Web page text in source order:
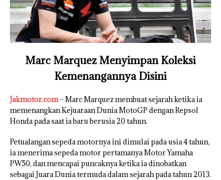
Marc Marquez Menyimpan Koleksi
Kemenangannya Disini
Jakmotor.com– Marc Marquez membuat sejarah ketika ia
memenangkan Kejuaraan Dunia MotoGP dengan Repsol
Honda pada saat ia baru berusia 20 tahun.
Petualangan sepeda motornya ini dimulai pada usia 4 tahun,
ia menerima sepeda motor pertamanya Motor Yamaha
PW50, dan mencapai puncaknya ketika ia dinobatkan
sebagai Juara Dunia termuda dalam sejarah pada tahun 2013.